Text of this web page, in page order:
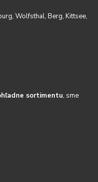
Wolfsthal, Berg, Kittsee,
sortimentu, sme